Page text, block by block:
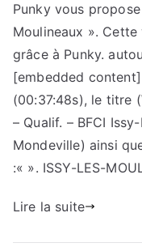
Punky vous
Moulineaux ».
grâce à Punky.
[embedded
(00:37:48s), le titre
– Qualif. – BFCI
Mondeville) ainsi
:« ». ISSY-LES-
Lire la suite